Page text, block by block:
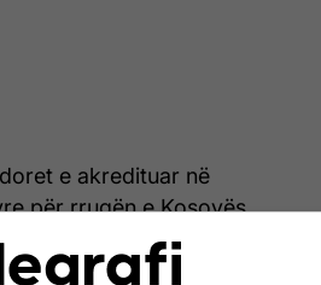
e akredituar në
për rrugën e Kosovës